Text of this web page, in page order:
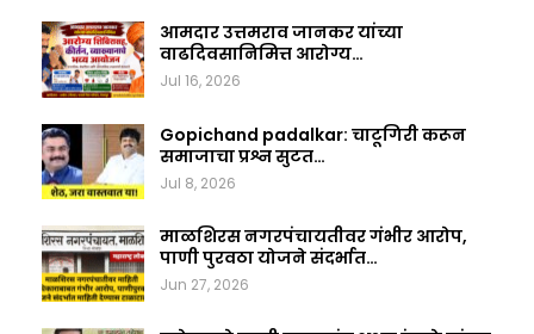
आमदार उत्तमराव जानकर यांच्या
वाढदिवसानिमित्त आरोग्य…
Jul 16, 2026
Gopichand padalkar: चाटूगिरी करून
समाजाचा प्रश्न सुटत…
Jul 8, 2026
माळशिरस नगरपंचायतीवर गंभीर आरोप,
पाणी पुरवठा योजने संदर्भात…
Jun 27, 2026